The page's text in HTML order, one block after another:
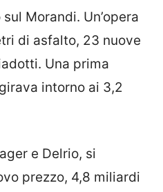
Morandi. Un’opera
di asfalto, 23 nuove
Una prima
intorno ai 3,2
e Delrio, si
prezzo, 4,8 miliardi